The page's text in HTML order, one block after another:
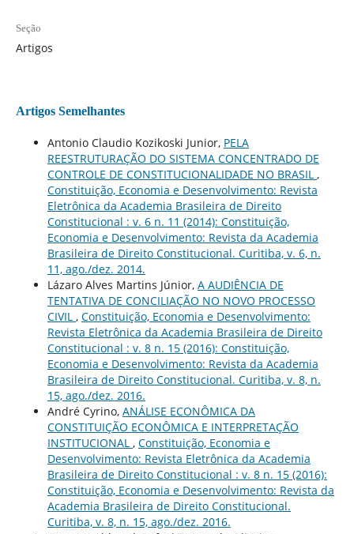
Seção
Artigos
Artigos Semelhantes
Antonio Claudio Kozikoski Junior, PELA
REESTRUTURAÇÃO DO SISTEMA CONCENTRADO DE
CONTROLE DE CONSTITUCIONALIDADE NO BRASIL ,
Constituição, Economia e Desenvolvimento: Revista
Eletrônica da Academia Brasileira de Direito
Constitucional : v. 6 n. 11 (2014): Constituição,
Economia e Desenvolvimento: Revista da Academia
Brasileira de Direito Constitucional. Curitiba, v. 6, n.
11, ago./dez. 2014.
Lázaro Alves Martins Júnior, A AUDIÊNCIA DE
TENTATIVA DE CONCILIAÇÃO NO NOVO PROCESSO
CIVIL , Constituição, Economia e Desenvolvimento:
Revista Eletrônica da Academia Brasileira de Direito
Constitucional : v. 8 n. 15 (2016): Constituição,
Economia e Desenvolvimento: Revista da Academia
Brasileira de Direito Constitucional. Curitiba, v. 8, n.
15, ago./dez. 2016.
André Cyrino, ANÁLISE ECONÔMICA DA
CONSTITUIÇÃO ECONÔMICA E INTERPRETAÇÃO
INSTITUCIONAL , Constituição, Economia e
Desenvolvimento: Revista Eletrônica da Academia
Brasileira de Direito Constitucional : v. 8 n. 15 (2016):
Constituição, Economia e Desenvolvimento: Revista da
Academia Brasileira de Direito Constitucional.
Curitiba, v. 8, n. 15, ago./dez. 2016.